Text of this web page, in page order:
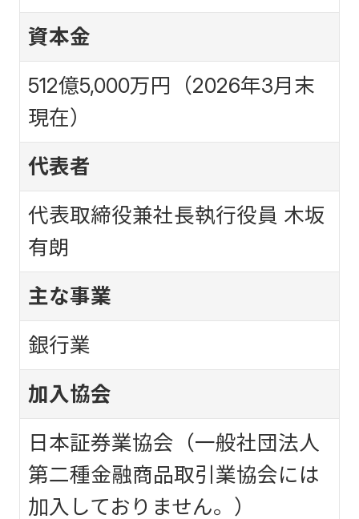
資本金
512億5,000万円（2026年3月末
現在）
代表者
代表取締役兼社長執行役員 木坂
有朗
主な事業
銀行業
加入協会
日本証券業協会（一般社団法人
第二種金融商品取引業協会には
加入しておりません。）